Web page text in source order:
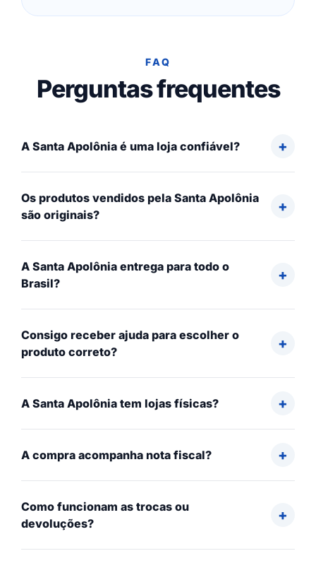
FAQ
Perguntas frequentes
A Santa Apolônia é uma loja confiável?
Os produtos vendidos pela Santa Apolônia
são originais?
A Santa Apolônia entrega para todo o
Brasil?
Consigo receber ajuda para escolher o
produto correto?
A Santa Apolônia tem lojas físicas?
A compra acompanha nota fiscal?
Como funcionam as trocas ou
devoluções?